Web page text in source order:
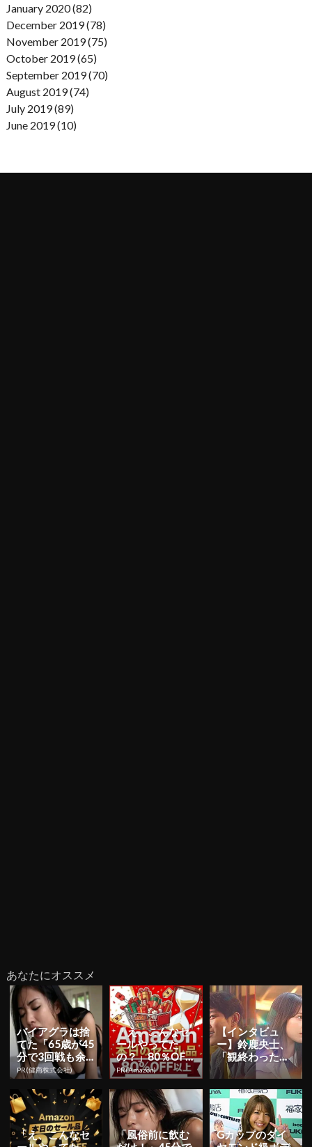
January 2020 (82)
December 2019 (78)
November 2019 (75)
October 2019 (65)
September 2019 (70)
August 2019 (74)
July 2019 (89)
June 2019 (10)
あなたにオススメ
バイアグラは捨
てた「65歳が45
分で3回戦も余
裕」980円で朝
まで絶好調！
PR(健商株式会社)
「え、こんなセ
ールやってた
の？」80％OFF
以上が続々登
場！Amazonの本
気が...
PR(Amazon)
【インタビュ
ー】鈴鹿央士、
「観終わった
後、絶対観てほ
しいと心から思
えた作品に」 ...
「え、こんなセ
「風俗前に飲む
Gカップのダイ